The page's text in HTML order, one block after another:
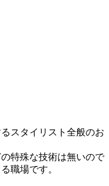
スタイリスト全般のお
特殊な技術は無いので
職場です。